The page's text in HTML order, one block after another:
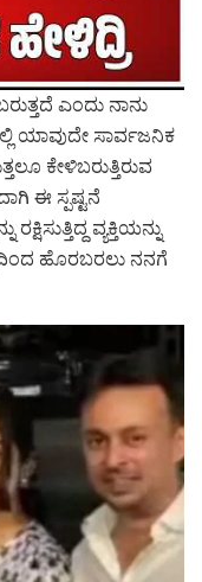
ಎಂದು ನಾನು
ಸಾರ್ವಜನಿಕ
ಕೇಳಿಬರುತ್ತಿರುವ
ಈ ಸ್ಪಷ್ಟನೆ
ವ್ಯಕ್ತಿಯನ್ನು
ಹೊರಬರಲು ನನಗೆ